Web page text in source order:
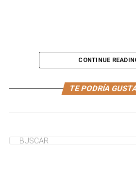
Prepara este nutritivo y delicioso
un plato perfecto para la comida de
¿Te ha servido de ayuda?
CONTINUE
TE PODRÍA